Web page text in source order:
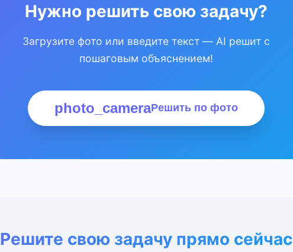
Нужно решить свою задачу?
Загрузите фото или введите текст — AI решит с
пошаговым объяснением!
photo_cameraРешить по фото
Решите свою задачу прямо сейчас